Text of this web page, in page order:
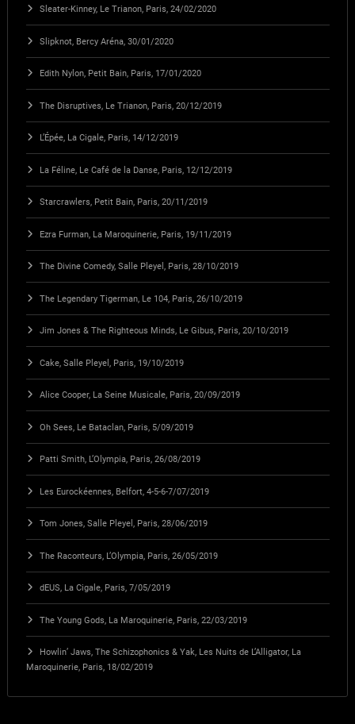
Sleater-Kinney, Le Trianon, Paris, 24/02/2020
Slipknot, Bercy Aréna, 30/01/2020
Edith Nylon, Petit Bain, Paris, 17/01/2020
The Disruptives, Le Trianon, Paris, 20/12/2019
L’Épée, La Cigale, Paris, 14/12/2019
La Féline, Le Café de la Danse, Paris, 12/12/2019
Starcrawlers, Petit Bain, Paris, 20/11/2019
Ezra Furman, La Maroquinerie, Paris, 19/11/2019
The Divine Comedy, Salle Pleyel, Paris, 28/10/2019
The Legendary Tigerman, Le 104, Paris, 26/10/2019
Jim Jones & The Righteous Minds, Le Gibus, Paris, 20/10/2019
Cake, Salle Pleyel, Paris, 19/10/2019
Alice Cooper, La Seine Musicale, Paris, 20/09/2019
Oh Sees, Le Bataclan, Paris, 5/09/2019
Patti Smith, L’Olympia, Paris, 26/08/2019
Les Eurockéennes, Belfort, 4-5-6-7/07/2019
Tom Jones, Salle Pleyel, Paris, 28/06/2019
The Raconteurs, L’Olympia, Paris, 26/05/2019
dEUS, La Cigale, Paris, 7/05/2019
The Young Gods, La Maroquinerie, Paris, 22/03/2019
Howlin’ Jaws, The Schizophonics & Yak, Les Nuits de L’Alligator, La
Maroquinerie, Paris, 18/02/2019